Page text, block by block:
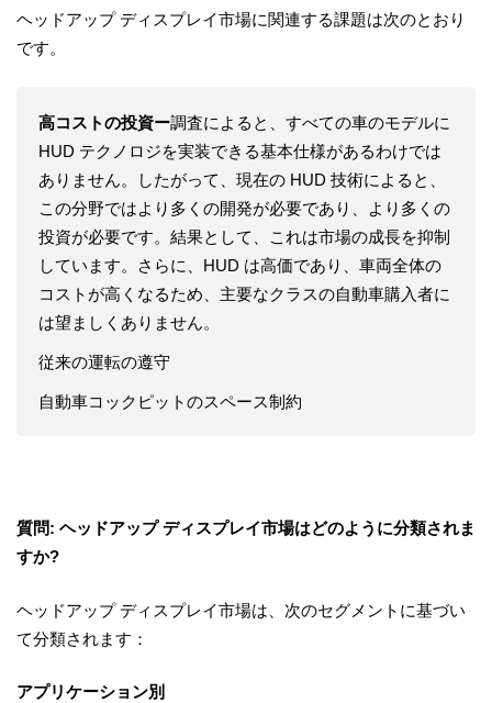
ヘッドアップ ディスプレイ市場に関連する課題は次のとおり
です。
高コストの投資ー調査によると、すべての車のモデルに
HUD テクノロジを実装できる基本仕様があるわけでは
ありません。したがって、現在の HUD 技術によると、
この分野ではより多くの開発が必要であり、より多くの
投資が必要です。結果として、これは市場の成長を抑制
しています。さらに、HUD は高価であり、車両全体の
コストが高くなるため、主要なクラスの自動車購入者に
は望ましくありません。
従来の運転の遵守
自動車コックピットのスペース制約
質問: ヘッドアップ ディスプレイ市場はどのように分類されま
すか?
ヘッドアップ ディスプレイ市場は、次のセグメントに基づい
て分類されます：
アプリケーション別